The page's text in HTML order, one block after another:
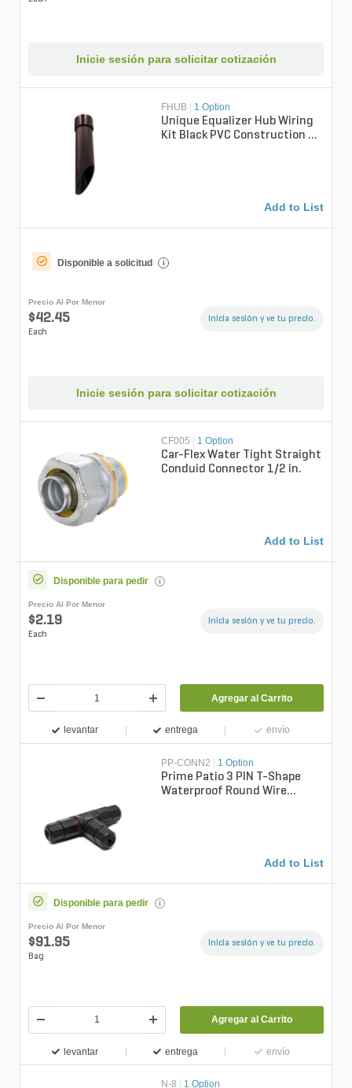
Inicie sesión para solicitar cotización
FHUB 1 Option
Unique Equalizer Hub Wiring
Kit Black PVC Construction 9-
Add to List
Disponible a solicitud i
Precio Al Por Menor
$42.45
Each
Inicia sesión y ve tu precio.
Inicie sesión para solicitar cotización
CF005 1 Option
Car-Flex Water Tight Straight
Conduid Connector 1/2 in.
Add to List
Disponible para pedir
Precio Al Por Menor
$2.19
Each
Inicia sesión y ve tu precio.
Agregar al Carrito
levantar entrega envío
PP-CONN2 | 1 Option
Prime Patio 3 PIN T-Shape
Waterproof Round Wire
Add to List
Disponible para pedir
Precio Al Por Menor
$91.95
Bag
Inicia sesión y ve tu precio.
Agregar al Carrito
levantar entrega envío
N-8 1 Option